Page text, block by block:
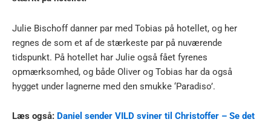
Julie Bischoff danner par med Tobias på hotellet, og her
regnes de som et af de stærkeste par på nuværende
tidspunkt. På hotellet har Julie også fået fyrenes
opmærksomhed, og både Oliver og Tobias har da også
hygget under lagnerne med den smukke ‘Paradiso’.
Læs også: Daniel sender VILD sviner til Christoffer – Se det